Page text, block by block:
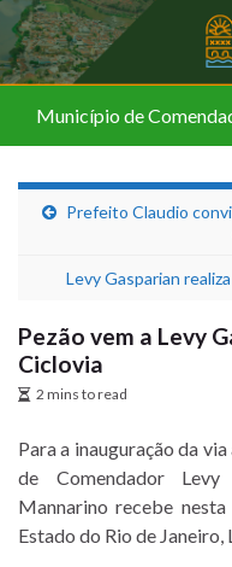
Município de
Prefeito Claudio
Levy Gasparian
Pezão vem a Levy
Ciclovia
2 mins to read
Para a inauguração da
de Comendador
Mannarino recebe
Estado do Rio de Janeiro,